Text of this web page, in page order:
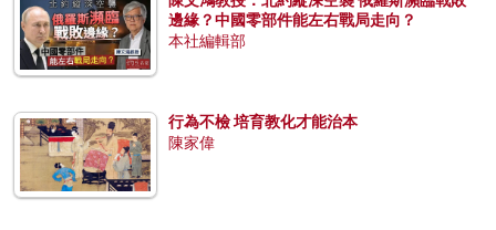
邊緣？中國零部件能左右戰局走向？
本社編輯部
行為不檢 培育教化才能治本
陳家偉